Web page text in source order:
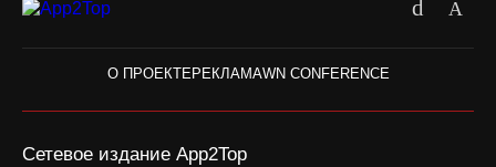
О ПРОЕКТЕРЕКЛАМАWN CONFERENCE
Сетевое издание App2Top